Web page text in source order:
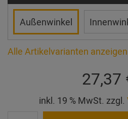
Außenwinkel
Alle Artikelvarianten anzeigen
27,37
inkl. 19 % MwSt. zzgl.